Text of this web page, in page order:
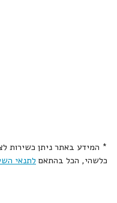
* המידע באתר ניתן כשירות
כלשהי, הכל בהתאם לתנאי